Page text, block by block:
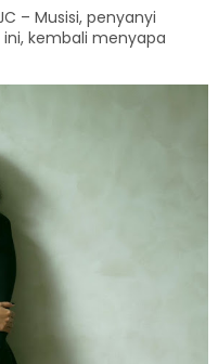
– Musisi, penyanyi
kembali menyapa